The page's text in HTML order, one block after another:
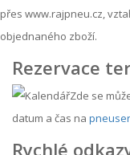
přes www.rajpneu.cz,
objednaného zboží.
Rezervace
Zde se
datum a čas na
Rychlé